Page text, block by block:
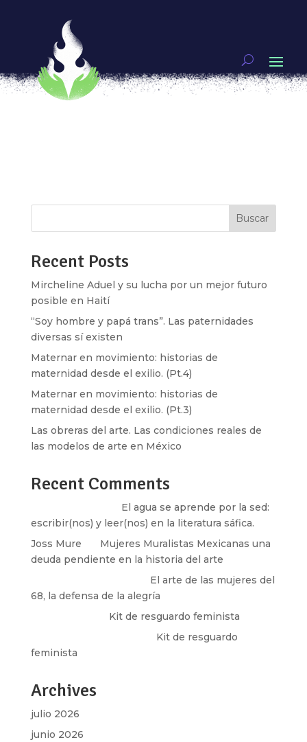
Ni niños, ni niñas ¡Niñez libre!
porQueso|
Cuando nacemos, sólo se nos dan dos opciones:
ser niñas o ser niños, así son las reglas en este
Buscar
Recent Posts
Mircheline Aduel y su lucha por un mejor futuro
posible en Haití
“Soy hombre y papá trans”. Las paternidades
diversas sí existen
Maternar en movimiento: historias de
maternidad desde el exilio. (Pt.4)
Maternar en movimiento: historias de
maternidad desde el exilio. (Pt.3)
Las obreras del arte. Las condiciones reales de
las modelos de arte en México
Recent Comments
El agua se aprende por la sed:
escribir(nos) y leer(nos) en la literatura sáfica.
Joss Mure
Mujeres Muralistas Mexicanas una
deuda pendiente en la historia del arte
El arte de las mujeres del
68, la defensa de la alegría
Kit de resguardo feminista
Kit de resguardo
feminista
Archives
julio 2026
junio 2026